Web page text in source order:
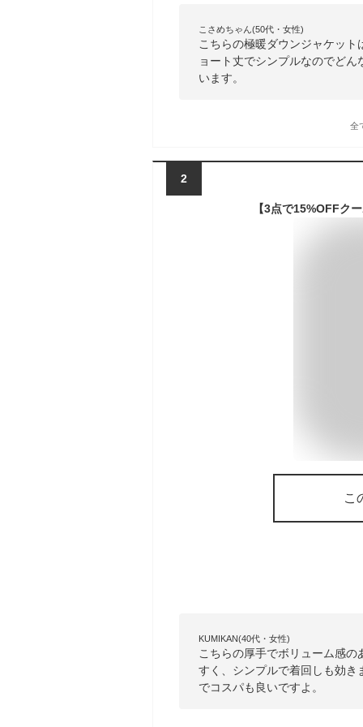
こさめちゃん(50代・女性)
こちらの極暖ダウンジャケッ
ョート丈でシンプルなのでど
います。
全
2
こ
KUMIKAN(40代・女性)
こちらの厚手でボリューム感
すく、シンプルで着回しも効
でコスパも良いですよ。